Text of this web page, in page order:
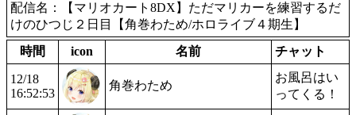
配信名：【マリオカート8DX】ただマリカーを練習するだ
けのひつじ２日目【角巻わため/ホロライブ４期生】
時間
icon 名前 チャット
12/18
16:52:53
角巻わため
お風呂はい
ってくる！